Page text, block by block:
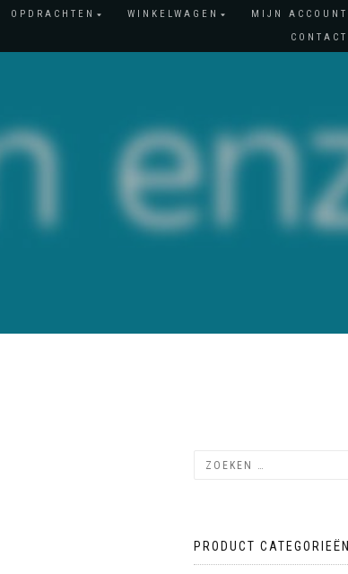
OPDRACHTEN WINKELWAGEN
MIJN ACCOUNT
CONTACT
PRODUCT CATEGORIEËN